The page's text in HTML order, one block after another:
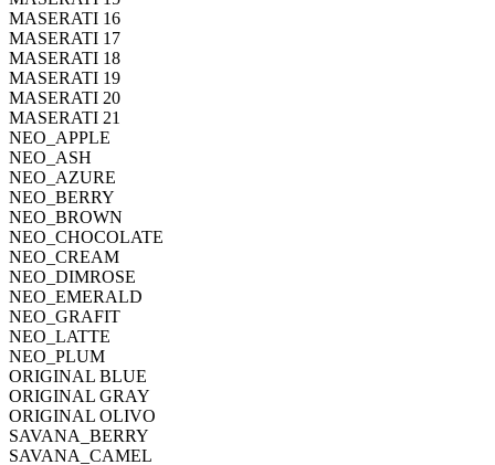
MASERATI 16
MASERATI 17
MASERATI 18
MASERATI 19
MASERATI 20
MASERATI 21
NEO_APPLE
NEO_ASH
NEO_AZURE
NEO_BERRY
NEO_BROWN
NEO_CHOCOLATE
NEO_CREAM
NEO_DIMROSE
NEO_EMERALD
NEO_GRAFIT
NEO_LATTE
NEO_PLUM
ORIGINAL BLUE
ORIGINAL GRAY
ORIGINAL OLIVO
SAVANA_BERRY
SAVANA_CAMEL